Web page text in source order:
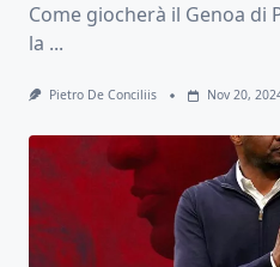
Come giocherà il Genoa di
la ...
Pietro De Conciliis Nov 20,